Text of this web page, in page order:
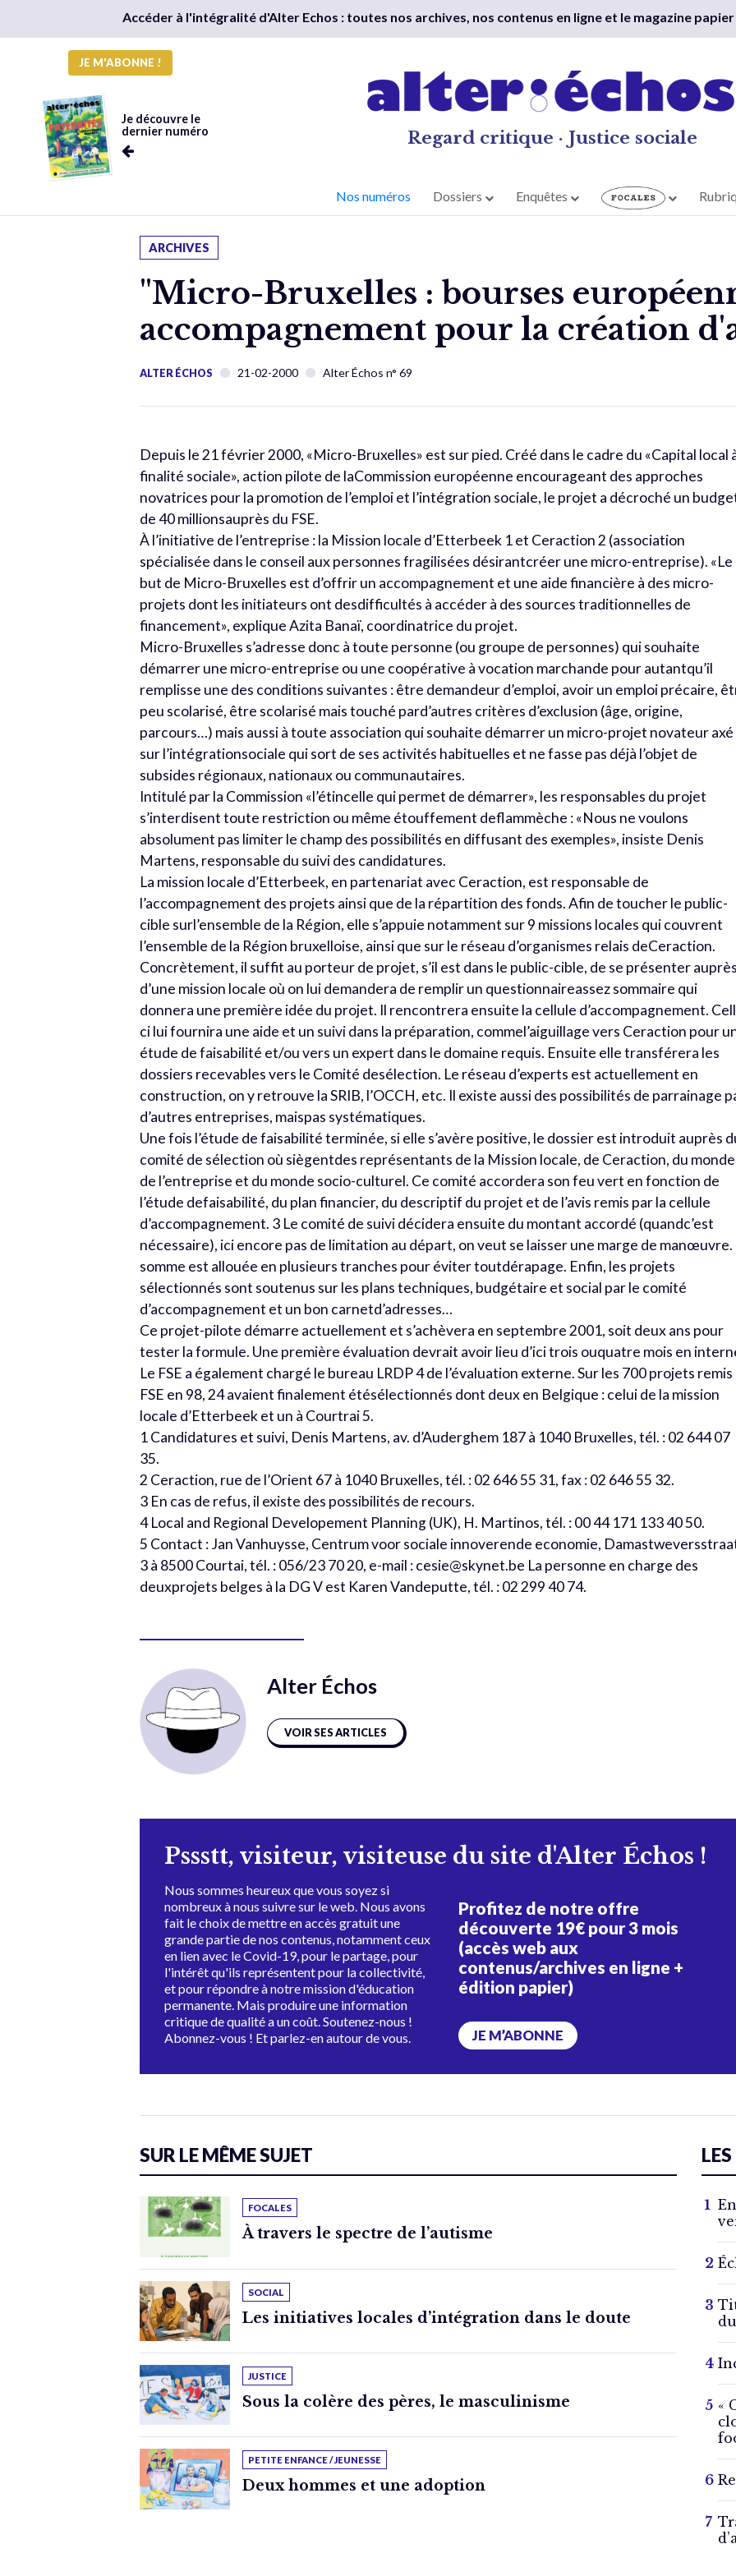
Accéder à l'intégralité d'Alter Echos : toutes nos archives, nos contenus en ligne et le magazine
JE M'ABONNE !
Je découvre le
dernier numéro
Regard critique · Justice sociale
Nos numéros Dossiers Enquêtes
ARCHIVES
"Micro-Bruxelles : bourses
accompagnement pour la création
ALTER ÉCHOS 21-02-2000 Alter Échos n° 69
Depuis le 21 février 2000, «Micro-Bruxelles» est sur pied. Créé dans le cadre du «Capital local
finalité sociale», action pilote de laCommission européenne encourageant des approches
novatrices pour la promotion de l’emploi et l’intégration sociale, le projet a décroché un
de 40 millionsauprès du FSE.
À l’initiative de l’entreprise : la Mission locale d’Etterbeek 1 et Ceraction 2 (association
spécialisée dans le conseil aux personnes fragilisées désirantcréer une micro-entreprise). «Le
but de Micro-Bruxelles est d’offrir un accompagnement et une aide financière à des micro-
projets dont les initiateurs ont desdifficultés à accéder à des sources traditionnelles de
financement», explique Azita Banaï, coordinatrice du projet.
Micro-Bruxelles s’adresse donc à toute personne (ou groupe de personnes) qui souhaite
démarrer une micro-entreprise ou une coopérative à vocation marchande pour autantqu’il
remplisse une des conditions suivantes : être demandeur d’emploi, avoir un emploi précaire,
peu scolarisé, être scolarisé mais touché pard’autres critères d’exclusion (âge, origine,
parcours…) mais aussi à toute association qui souhaite démarrer un micro-projet novateur axé
sur l’intégrationsociale qui sort de ses activités habituelles et ne fasse pas déjà l’objet de
subsides régionaux, nationaux ou communautaires.
Intitulé par la Commission «l’étincelle qui permet de démarrer», les responsables du projet
s’interdisent toute restriction ou même étouffement deflammèche : «Nous ne voulons
absolument pas limiter le champ des possibilités en diffusant des exemples», insiste Denis
Martens, responsable du suivi des candidatures.
La mission locale d’Etterbeek, en partenariat avec Ceraction, est responsable de
l’accompagnement des projets ainsi que de la répartition des fonds. Afin de toucher le public-
cible surl’ensemble de la Région, elle s’appuie notamment sur 9 missions locales qui couvrent
l’ensemble de la Région bruxelloise, ainsi que sur le réseau d’organismes relais deCeraction.
Concrètement, il suffit au porteur de projet, s’il est dans le public-cible, de se présenter
d’une mission locale où on lui demandera de remplir un questionnaireassez sommaire qui
donnera une première idée du projet. Il rencontrera ensuite la cellule d’accompagnement.
ci lui fournira une aide et un suivi dans la préparation, commel’aiguillage vers Ceraction pour
étude de faisabilité et/ou vers un expert dans le domaine requis. Ensuite elle transférera les
dossiers recevables vers le Comité desélection. Le réseau d’experts est actuellement en
construction, on y retrouve la SRIB, l’OCCH, etc. Il existe aussi des possibilités de parrainage
d’autres entreprises, maispas systématiques.
Une fois l’étude de faisabilité terminée, si elle s’avère positive, le dossier est introduit auprès
comité de sélection où siègentdes représentants de la Mission locale, de Ceraction, du monde
de l’entreprise et du monde socio-culturel. Ce comité accordera son feu vert en fonction de
l’étude defaisabilité, du plan financier, du descriptif du projet et de l’avis remis par la cellule
d’accompagnement. 3 Le comité de suivi décidera ensuite du montant accordé (quandc’est
nécessaire), ici encore pas de limitation au départ, on veut se laisser une marge de manœuvre.
somme est allouée en plusieurs tranches pour éviter toutdérapage. Enfin, les projets
sélectionnés sont soutenus sur les plans techniques, budgétaire et social par le comité
d’accompagnement et un bon carnetd’adresses…
Ce projet-pilote démarre actuellement et s’achèvera en septembre 2001, soit deux ans pour
tester la formule. Une première évaluation devrait avoir lieu d’ici trois ouquatre mois en
Le FSE a également chargé le bureau LRDP 4 de l’évaluation externe. Sur les 700 projets remis
FSE en 98, 24 avaient finalement étésélectionnés dont deux en Belgique : celui de la mission
locale d’Etterbeek et un à Courtrai 5.
1 Candidatures et suivi, Denis Martens, av. d’Auderghem 187 à 1040 Bruxelles, tél. : 02 644 07
35.
2 Ceraction, rue de l’Orient 67 à 1040 Bruxelles, tél. : 02 646 55 31, fax : 02 646 55 32.
3 En cas de refus, il existe des possibilités de recours.
4 Local and Regional Developement Planning (UK), H. Martinos, tél. : 00 44 171 133 40 50.
5 Contact : Jan Vanhuysse, Centrum voor sociale innoverende economie,
3 à 8500 Courtai, tél. : 056/23 70 20, e-mail : cesie@skynet.be La personne en charge des
deuxprojets belges à la DG V est Karen Vandeputte, tél. : 02 299 40 74.
Alter Échos
VOIR SES ARTICLES
Pssstt, visiteur, visiteuse du site d'Alter Échos !
Nous sommes heureux que vous soyez si
nombreux à nous suivre sur le web. Nous avons
fait le choix de mettre en accès gratuit une
grande partie de nos contenus, notamment ceux
en lien avec le Covid-19, pour le partage, pour
l'intérêt qu'ils représentent pour la collectivité,
et pour répondre à notre mission d'éducation
permanente. Mais produire une information
critique de qualité a un coût. Soutenez-nous !
Abonnez-vous ! Et parlez-en autour de vous.
Profitez de notre offre
découverte 19€ pour 3 mois
(accès web aux
contenus/archives en ligne +
édition papier)
JE M’ABONNE
SUR LE MÊME SUJET
FOCALES
À travers le spectre de l’autisme
SOCIAL
Les initiatives locales d’intégration dans le doute
JUSTICE
Sous la colère des pères, le masculinisme
PETITE ENFANCE / JEUNESSE
Deux hommes et une adoption
«